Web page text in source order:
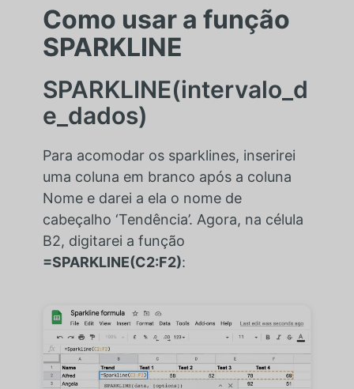
Como usar a função
SPARKLINE
SPARKLINE(intervalo_d
e_dados)
Para acomodar os sparklines, inserirei
uma coluna em branco após a coluna
Nome e darei a ela o nome de
cabeçalho ‘Tendência’. Agora, na célula
B2, digitarei a função
=SPARKLINE(C2:F2):